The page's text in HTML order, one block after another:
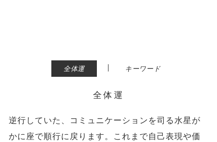
全体運 | キーワード
全体運
逆行していた、コミュニケーションを司る水星が
かに座で順行に戻ります。これまで自己表現や価